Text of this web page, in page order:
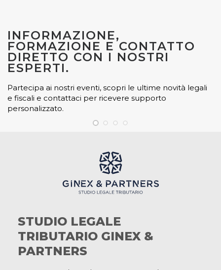
INFORMAZIONE,
FORMAZIONE E CONTATTO
DIRETTO CON I NOSTRI
ESPERTI.
Partecipa ai nostri eventi, scopri le ultime novità legali
e fiscali e contattaci per ricevere supporto
personalizzato.
STUDIO LEGALE
TRIBUTARIO GINEX &
PARTNERS